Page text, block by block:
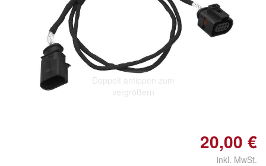
Doppelt antippen zum
vergrößern
20,00 €
inkl. MwSt.